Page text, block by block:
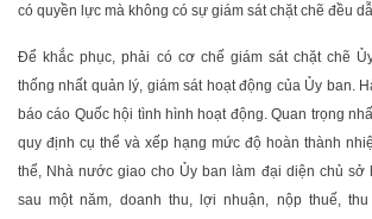
có quyền lực mà không có sự giám sát chặt chẽ đều
Để khắc phục, phải có cơ chế giám sát chặt chẽ
thống nhất quản lý, giám sát hoạt động của Ủy ban.
báo cáo Quốc hội tình hình hoạt động. Quan trọng
quy định cụ thể và xếp hạng mức độ hoàn thành
thể, Nhà nước giao cho Ủy ban làm đại diện chủ sở
sau một năm, doanh thu, lợi nhuận, nộp thuế,